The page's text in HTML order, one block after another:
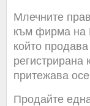
Млечните
към фирма на
който
притежава
Продайте